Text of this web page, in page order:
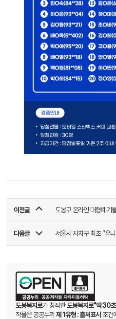
이전글 도봉구 온라인 대형폐기
다음글
도봉복지로가 창작한도봉복지로"딱 30
작물은 공공누리 제 1유형 : 출처표시조건